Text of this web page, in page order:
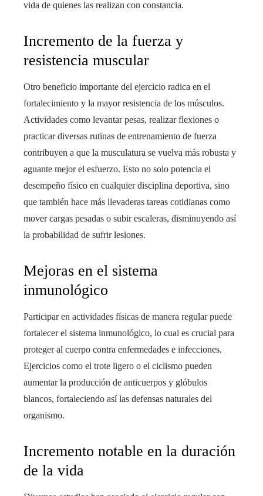
vida de quienes las realizan con constancia.
Incremento de la fuerza y
resistencia muscular
Otro beneficio importante del ejercicio radica en el
fortalecimiento y la mayor resistencia de los músculos.
Actividades como levantar pesas, realizar flexiones o
practicar diversas rutinas de entrenamiento de fuerza
contribuyen a que la musculatura se vuelva más robusta y
aguante mejor el esfuerzo. Esto no solo potencia el
desempeño físico en cualquier disciplina deportiva, sino
que también hace más llevaderas tareas cotidianas como
mover cargas pesadas o subir escaleras, disminuyendo así
la probabilidad de sufrir lesiones.
Mejoras en el sistema
inmunológico
Participar en actividades físicas de manera regular puede
fortalecer el sistema inmunológico, lo cual es crucial para
proteger al cuerpo contra enfermedades e infecciones.
Ejercicios como el trote ligero o el ciclismo pueden
aumentar la producción de anticuerpos y glóbulos
blancos, fortaleciendo así las defensas naturales del
organismo.
Incremento notable en la duración
de la vida